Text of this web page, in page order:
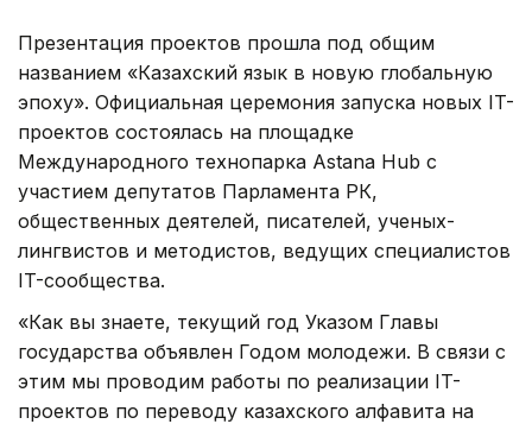
Презентация проектов прошла под общим
названием «Казахский язык в новую глобальную
эпоху». Официальная церемония запуска новых IT-
проектов состоялась на площадке
Международного технопарка Astana Hub с
участием депутатов Парламента РК,
общественных деятелей, писателей, ученых-
лингвистов и методистов, ведущих специалистов
IT-сообщества.
«Как вы знаете, текущий год Указом Главы
государства объявлен Годом молодежи. В связи с
этим мы проводим работы по реализации IT-
проектов по переводу казахского алфавита на